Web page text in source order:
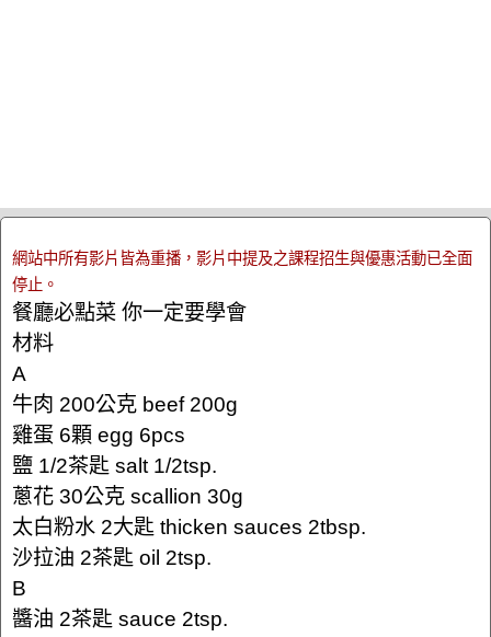
網站中所有影片皆為重播，影片中提及之課程招生與優惠活動已全面
停止。
餐廳必點菜 你一定要學會
材料
A
牛肉 200公克 beef 200g
雞蛋 6顆 egg 6pcs
鹽 1/2茶匙 salt 1/2tsp.
蔥花 30公克 scallion 30g
太白粉水 2大匙 thicken sauces 2tbsp.
沙拉油 2茶匙 oil 2tsp.
B
醬油 2茶匙 sauce 2tsp.